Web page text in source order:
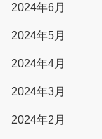
2024年6月
2024年5月
2024年4月
2024年3月
2024年2月